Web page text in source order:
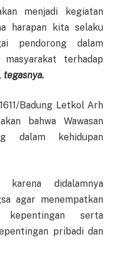
menjadi kegiatan
harapan kita selaku
pendorong dalam
terhadap
tegasnya.
Badung Letkol Arh
bahwa Wawasan
dalam kehidupan
didalamnya
agar menempatkan
serta
pribadi dan